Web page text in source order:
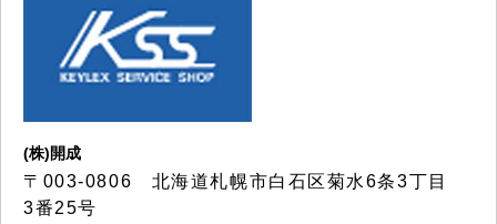
(株)開成
〒003-0806 北海道札幌市白石区菊水6条3丁目
3番25号